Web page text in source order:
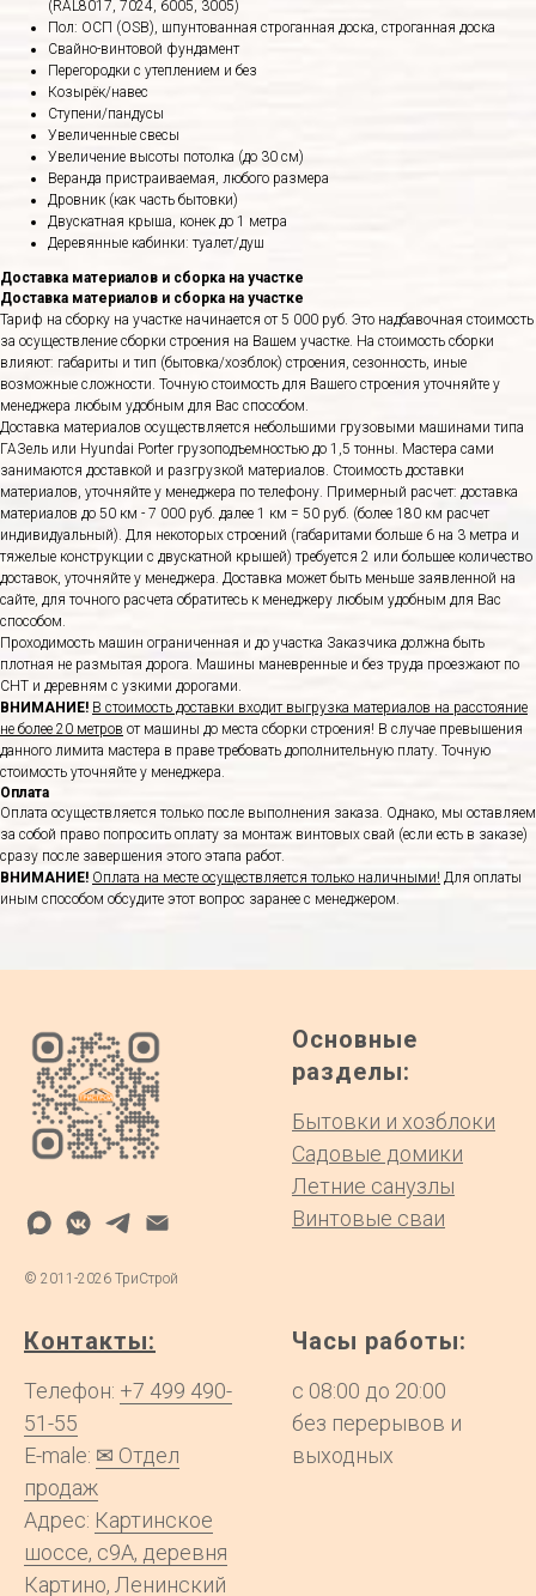
(RAL8017, 7024, 6005, 3005)
Пол: ОСП (OSB), шпунтованная строганная доска, строганная доска
Свайно-винтовой фундамент
Перегородки с утеплением и без
Козырёк/навес
Ступени/пандусы
Увеличенные свесы
Увеличение высоты потолка (до 30 см)
Веранда пристраиваемая, любого размера
Дровник (как часть бытовки)
Двускатная крыша, конек до 1 метра
Деревянные кабинки: туалет/душ
Доставка материалов и сборка на участке
Доставка материалов и сборка на участке
Тариф на сборку на участке начинается от 5 000 руб. Это надбавочная стоимость
за осуществление сборки строения на Вашем участке. На стоимость сборки
влияют: габариты и тип (бытовка/хозблок) строения, сезонность, иные
возможные сложности. Точную стоимость для Вашего строения уточняйте у
менеджера любым удобным для Вас способом.
Доставка материалов осуществляется небольшими грузовыми машинами типа
ГАЗель или Hyundai Porter грузоподъемностью до 1,5 тонны. Мастера сами
занимаются доставкой и разгрузкой материалов. Стоимость доставки
материалов, уточняйте у менеджера по телефону. Примерный расчет: доставка
материалов до 50 км - 7 000 руб. далее 1 км = 50 руб. (более 180 км расчет
индивидуальный). Для некоторых строений (габаритами больше 6 на 3 метра и
тяжелые конструкции с двускатной крышей) требуется 2 или большее количество
доставок, уточняйте у менеджера. Доставка может быть меньше заявленной на
сайте, для точного расчета обратитесь к менеджеру любым удобным для Вас
способом.
Проходимость машин ограниченная и до участка Заказчика должна быть
плотная не размытая дорога. Машины маневренные и без труда проезжают по
СНТ и деревням с узкими дорогами.
ВНИМАНИЕ! В стоимость доставки входит выгрузка материалов на расстояние
не более 20 метров от машины до места сборки строения! В случае превышения
данного лимита мастера в праве требовать дополнительную плату. Точную
стоимость уточняйте у менеджера.
Оплата
Оплата осуществляется только после выполнения заказа. Однако, мы оставляем
за собой право попросить оплату за монтаж винтовых свай (если есть в заказе)
сразу после завершения этого этапа работ.
ВНИМАНИЕ! Оплата на месте осуществляется только наличными! Для оплаты
иным способом обсудите этот вопрос заранее с менеджером.
© 2011-2026 ТриСтрой
Основные
разделы:
Бытовки и хозблоки
Садовые домики
Летние санузлы
Винтовые сваи
Контакты:
Телефон: +7 499 490-
51-55
E-male: ✉ Отдел
продаж
Адрес: Картинское
шоссе, с9А, деревня
Картино, Ленинский
Часы работы:
с 08:00 до 20:00
без перерывов и
выходных